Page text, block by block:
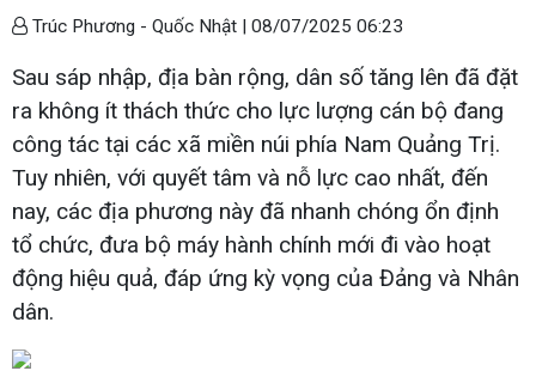
Trúc Phương - Quốc Nhật | 08/07/2025 06:23
Sau sáp nhập, địa bàn rộng, dân số tăng lên đã đặt
ra không ít thách thức cho lực lượng cán bộ đang
công tác tại các xã miền núi phía Nam Quảng Trị.
Tuy nhiên, với quyết tâm và nỗ lực cao nhất, đến
nay, các địa phương này đã nhanh chóng ổn định
tổ chức, đưa bộ máy hành chính mới đi vào hoạt
động hiệu quả, đáp ứng kỳ vọng của Đảng và Nhân
dân.